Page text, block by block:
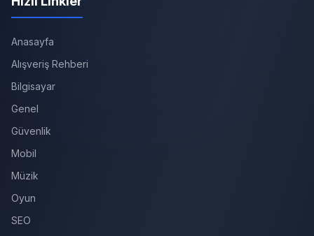
Anasayfa
Alışveriş Rehberi
Bilgisayar
Genel
Güvenlik
Mobil
Müzik
Oyun
SEO